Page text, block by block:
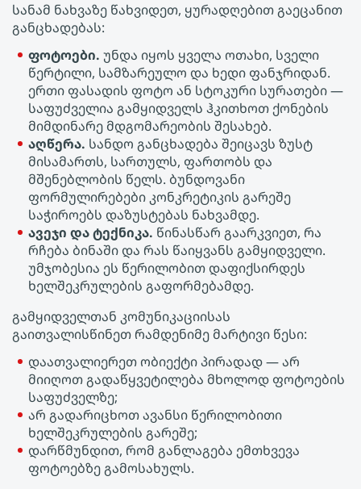
სანამ ნახვაზე წახვიდეთ, ყურადღებით გაეცანით
განცხადებას:
ფოტოები. უნდა იყოს ყველა ოთახი, სველი
წერტილი, სამზარეულო და ხედი ფანჯრიდან.
ერთი ფასადის ფოტო ან სტოკური სურათები —
საფუძველია გამყიდველს ჰკითხოთ ქონების
მიმდინარე მდგომარეობის შესახებ.
აღწერა. სანდო განცხადება შეიცავს ზუსტ
მისამართს, სართულს, ფართობს და
მშენებლობის წელს. ბუნდოვანი
ფორმულირებები კონკრეტიკის გარეშე
საჭიროებს დაზუსტებას ნახვამდე.
ავეჯი და ტექნიკა. წინასწარ გაარკვიეთ, რა
რჩება ბინაში და რას წაიყვანს გამყიდველი.
უმჯობესია ეს წერილობით დაფიქსირდეს
ხელშეკრულების გაფორმებამდე.
გამყიდველთან კომუნიკაციისას
გაითვალისწინეთ რამდენიმე მარტივი წესი:
დაათვალიერეთ ობიექტი პირადად — არ
მიიღოთ გადაწყვეტილება მხოლოდ ფოტოების
საფუძველზე;
არ გადარიცხოთ ავანსი წერილობითი
ხელშეკრულების გარეშე;
დარწმუნდით, რომ განლაგება ემთხვევა
ფოტოებზე გამოსახულს.